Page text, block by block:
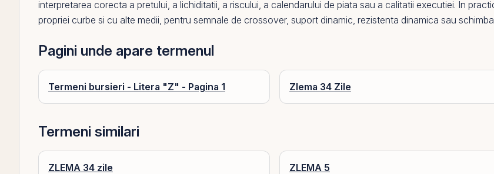
interpretarea corecta a pretului, a lichiditatii, a riscului, a calendarului de piata sau a calitatii executiei. In
propriei curbe si cu alte medii, pentru semnale de crossover, suport dinamic, rezistenta dinamica sau
Pagini unde apare termenul
Termeni bursieri - Litera "Z" - Pagina 1 Zlema 34 Zile
Termeni similari
ZLEMA 34 zile
ZLEMA 5